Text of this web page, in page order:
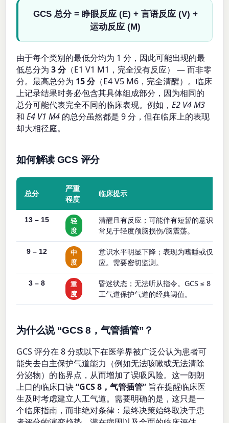
GCS 总分 = 睁眼反应 (E) + 言语反应 (V) +
运动反应 (M)
由于每个类别的最低分均为 1 分，因此可能出现的最
低总分为3 分（E1 V1 M1，完全没有反应） — 而非零
分。最高总分为 15 分（E4 V5 M6，完全清醒）。临床
上记录结果时务必包含其具体组成部分，因为相同的
总分可能代表完全不同的临床表现。例如，E2 V4 M3
和E4 V1 M4 的总分虽然都是 9 分，但在临床上的表现
却大相径庭。
如何解读 GCS 评分
总分
严重
程度
临床提示
13 – 15
轻
度
清醒且有反应；可能伴有短暂的意识错
常见于轻度颅脑损伤/脑震荡。
9 – 12
中
度
意识水平明显下降；表现为嗜睡或仅有
应。需要密切监测。
3 – 8
重
度
昏迷状态；无法听从指令。GCS ≤ 8 是建
工气道保护气道的经典阈值。
为什么说 “GCS 8，气管插管”？
GCS 评分在 8 分或以下在医学界被广泛公认为患者可
能失去自主保护气道能力（例如无法咳嗽或无法清除
分泌物）的临界点，从而增加了误吸风险。这一朗朗
上口的临床口诀“GCS 8，气管插管” 旨在提醒临床医
生及时考虑建立人工气道。需要明确的是，这只是一
个临床指南，而非绝对条律：最终决策始终取决于患